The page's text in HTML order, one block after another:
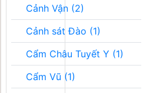
Cảnh Vận (2)
Cảnh sát Đào (1)
Cẩm Châu Tuyết Y (1)
Cẩm Vũ (1)